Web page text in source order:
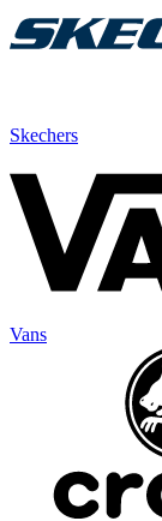
Skechers
Vans